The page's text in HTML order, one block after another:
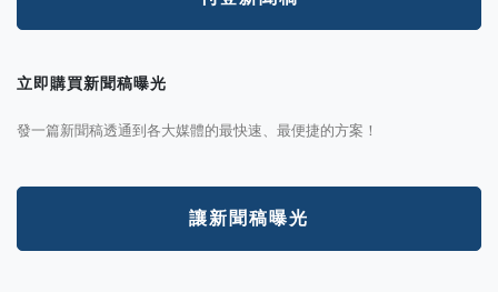
立即購買新聞稿曝光
發一篇新聞稿透通到各大媒體的最快速、最便捷的方案！
讓新聞稿曝光